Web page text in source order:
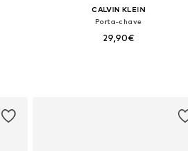
CALVIN KLEIN
Porta-chave
29,90€